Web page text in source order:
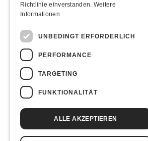
Jugendherberge Solothurn (inkl. Rabatt)
Hotel Kreuz Solothurn
H4 Hotel
Essenstipps
Pier 11
Restaurant Kreuz
Pittaria
Links & Partner
Facebook-Event
Bänz Friedli
Richtlinie einverstanden. Weitere
Informationen
UNBEDINGT ERFORDERLICH
PERFORMANCE
TARGETING
FUNKTIONALITÄT
ALLE AKZEPTIEREN